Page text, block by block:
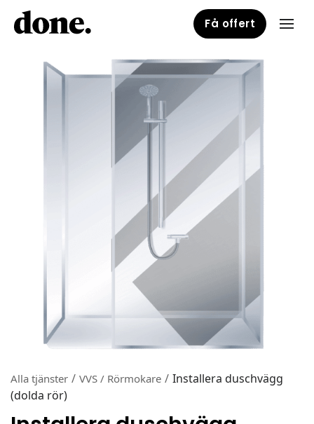
Få offert
Alla tjänster / VVS / Rörmokare / Installera duschvägg
(dolda rör)